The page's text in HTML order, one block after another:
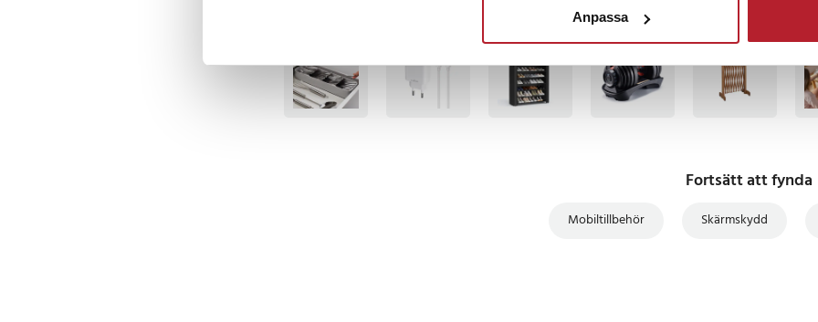
Anpassa
BÄSTSÄLJARE BÄSTSÄLJARE
Fortsätt att fynda
Mobiltillbehör Skärmskydd